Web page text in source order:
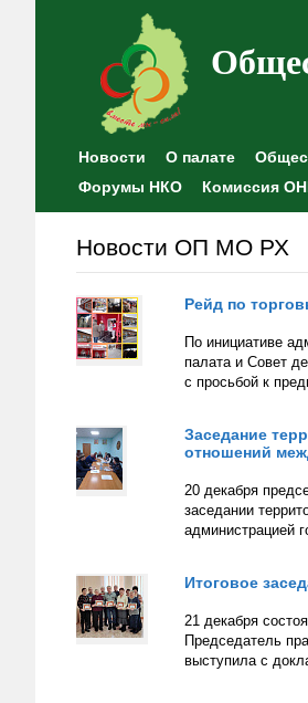
Новости О палате
Форумы НКО
Комиссия
Новости ОП МО РХ
Рейд по
По инициативе
палата и Совет
с просьбой к
Заседание
отношений
20 декабря
заседании
администрацией
Итоговое
21 декабря
Председатель
выступила с